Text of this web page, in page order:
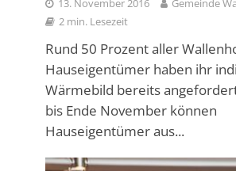
13. November 2016
Gemeinde
2 min. Lesezeit
Rund 50 Prozent aller
Hauseigentümer haben ihr
Wärmebild bereits
bis Ende November können
Hauseigentümer aus...